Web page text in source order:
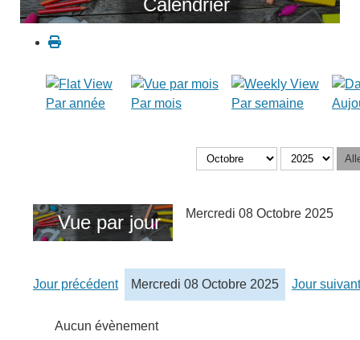
Par année Par mois Par semaine
Vue par jour Mercredi 08 Octobre 2025
Jour précédent Mercredi 08 Octobre 2025 Jour suivant
Aucun évènement